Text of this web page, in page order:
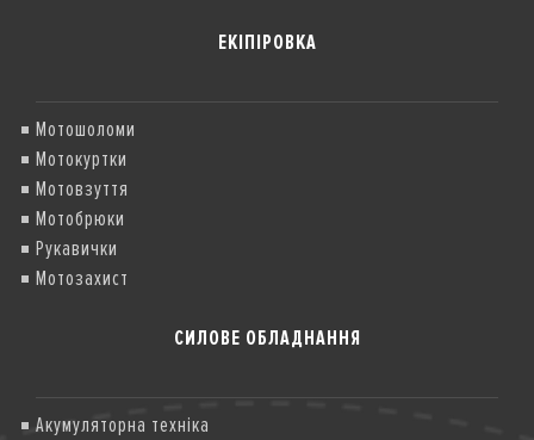
ЕКІПІРОВКА
Мотошоломи
Мотокуртки
Мотовзуття
Мотобрюки
Рукавички
Мотозахист
СИЛОВЕ ОБЛАДНАННЯ
Акумуляторна техніка